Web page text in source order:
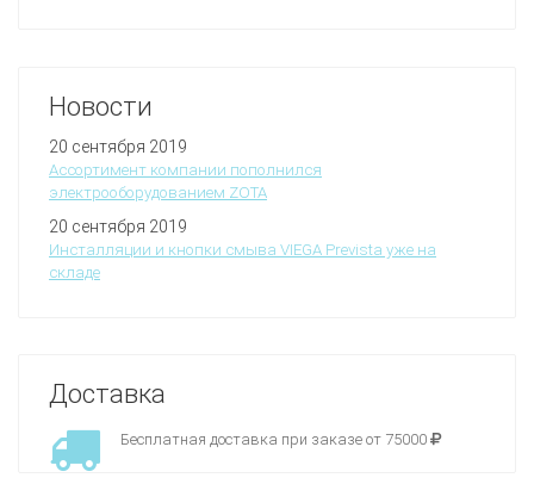
Новости
20 сентября 2019
Ассортимент компании пополнился
электрооборудованием ZOTA
20 сентября 2019
Инсталляции и кнопки смыва VIEGA Prevista уже на
складе
Доставка
Бесплатная доставка при заказе от 75000